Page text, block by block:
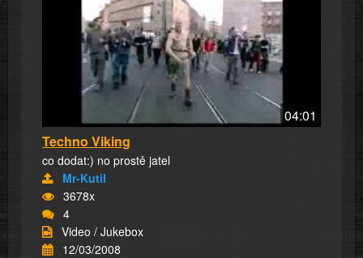
04:01
Techno Viking
co dodat:) no prostě jatel
Mr-Kutil
3678x
4
Video / Jukebox
12/03/2008